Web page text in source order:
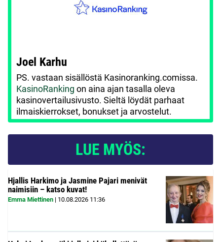
Joel Karhu
PS. vastaan sisällöstä Kasinoranking.comissa.
KasinoRanking on aina ajan tasalla oleva
kasinovertailusivusto. Sieltä löydät parhaat
ilmaiskierrokset, bonukset ja arvostelut.
LUE MYÖS:
Hjallis Harkimo ja Jasmine Pajari menivät
naimisiin – katso kuvat!
Emma Miettinen | 10.08.2026 11:36